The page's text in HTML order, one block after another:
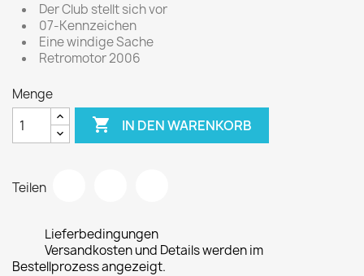
Der Club stellt sich vor
07-Kennzeichen
Eine windige Sache
Retromotor 2006
Menge
 IN DEN WARENKORB
Teilen
Lieferbedingungen
Versandkosten und Details werden im
Bestellprozess angezeigt.